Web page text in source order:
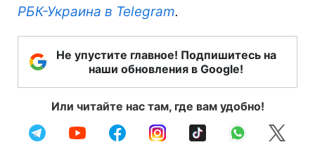
РБК-Украина в Telegram.
Не упустите главное! Подпишитесь на
наши обновления в Google!
Или читайте нас там, где вам удобно!